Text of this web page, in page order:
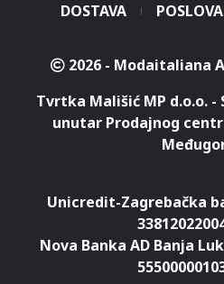
DOSTAVA
2026 - Modaitaliana
Tvrtka Mališić MP d.o.o. -
unutar Prodajnog
Unicredit-Zagrebačka
Nova Banka AD Banja